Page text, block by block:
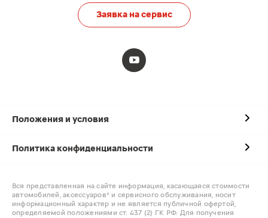
Заявка на сервис
Положения и условия
Политика конфиденциальности
Вся представленная на сайте информация, касающаяся стоимости
автомобилей, аксессуаров* и сервисного обслуживания, носит
информационный характер и не является публичной офертой,
определяемой положениями ст. 437 (2) ГК РФ. Для получения